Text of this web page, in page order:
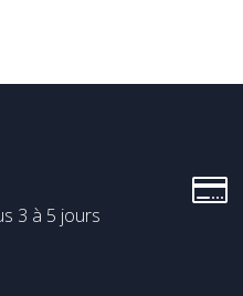
3 à 5 jours
